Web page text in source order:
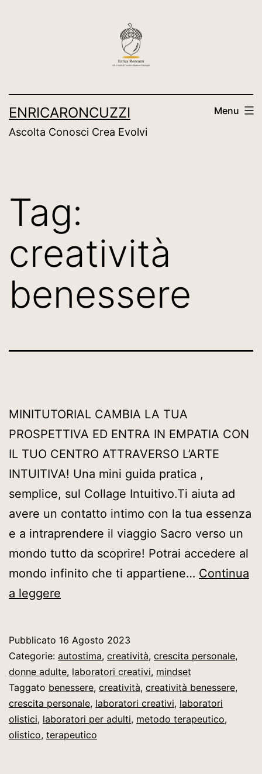
ENRICARONCUZZI
Ascolta Conosci Crea Evolvi
Menu
Tag:
creatività
benessere
MINITUTORIAL CAMBIA LA TUA
PROSPETTIVA ED ENTRA IN EMPATIA CON
IL TUO CENTRO ATTRAVERSO L’ARTE
INTUITIVA! Una mini guida pratica ,
semplice, sul Collage Intuitivo.Ti aiuta ad
avere un contatto intimo con la tua essenza
e a intraprendere il viaggio Sacro verso un
mondo tutto da scoprire! Potrai accedere al
mondo infinito che ti appartiene… Continua
a leggere
Pubblicato 16 Agosto 2023
Categorie: autostima, creatività, crescita personale,
donne adulte, laboratori creativi, mindset
Taggato benessere, creatività, creatività benessere,
crescita personale, laboratori creativi, laboratori
olistici, laboratori per adulti, metodo terapeutico,
olistico, terapeutico